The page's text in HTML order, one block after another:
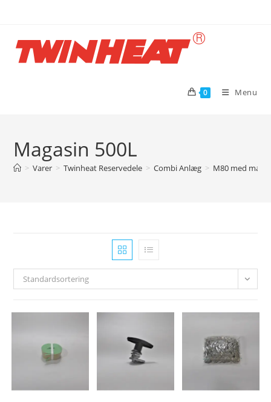
content
0 Menu
Magasin 500L
> Varer > Twinheat Reservedele > Combi Anlæg > M80 med
Standardsortering